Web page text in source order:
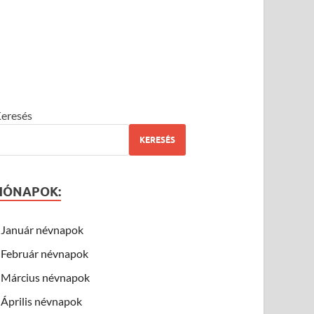
KERESÉS
Január névnapok
Február névnapok
Március névnapok
Április névnapok